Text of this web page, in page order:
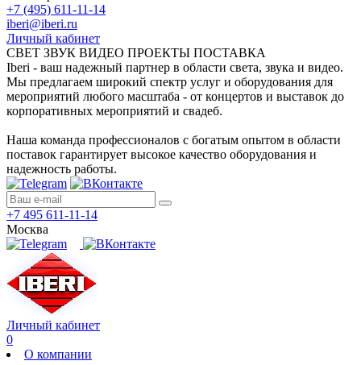
+7 (495) 611-11-14
iberi@iberi.ru
Личный кабинет
СВЕТ ЗВУК ВИДЕО ПРОЕКТЫ ПОСТАВКА
Iberi - ваш надежный партнер в области света, звука и видео.
Мы предлагаем широкий спектр услуг и оборудования для
мероприятий любого масштаба - от концертов и выставок до
корпоративных мероприятий и свадеб.
Наша команда профессионалов с богатым опытом в области
поставок гарантирует высокое качество оборудования и
надежность работы.
+7 495 611-11-14
Москва
Личный кабинет
0
О компании